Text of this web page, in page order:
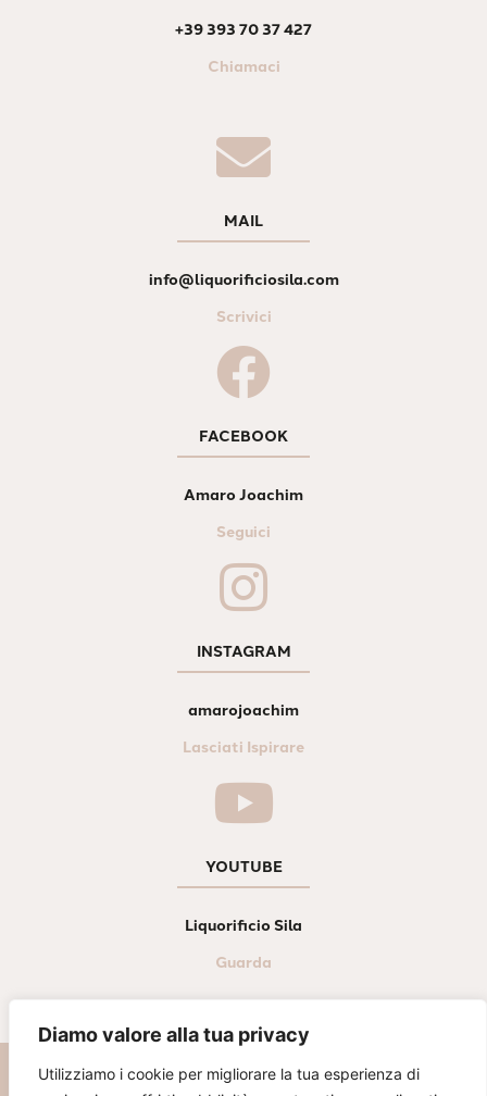
Diamo valore alla tua privacy
Utilizziamo i cookie per migliorare la tua esperienza di
+39 393 70 37 427
Chiamaci
MAIL
info@liquorificiosila.com
Scrivici
FACEBOOK
Amaro Joachim
Seguici
INSTAGRAM
amarojoachim
Lasciati Ispirare
YOUTUBE
Liquorificio Sila
Guarda
© LIQUORIFICIO SILA